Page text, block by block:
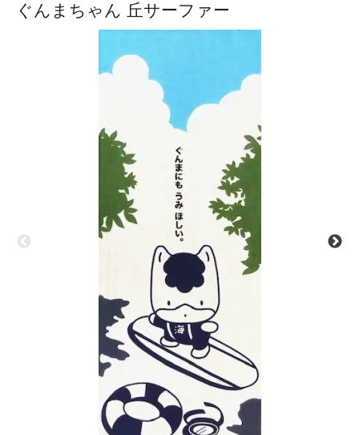
ぐんまちゃん 丘サーファー